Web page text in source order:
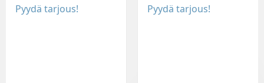
Pyydä tarjous! Pyydä tarjous!